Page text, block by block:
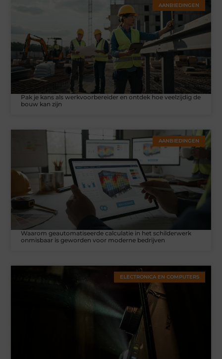
AANBIEDINGEN
Pak je kans als werkvoorbereider en ontdek hoe veelzijdig de
bouw kan zijn
AANBIEDINGEN
Waarom geautomatiseerde calculatie in het schilderwerk
onmisbaar is geworden voor moderne bedrijven
ELECTRONICA EN COMPUTERS